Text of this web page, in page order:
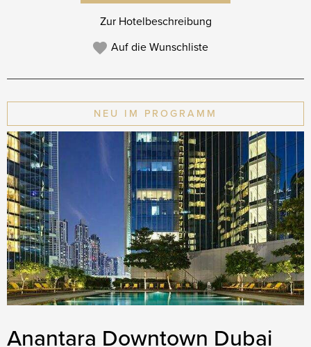
Zur Hotelbeschreibung
Auf die Wunschliste
NEU IM PROGRAMM
Anantara Downtown Dubai